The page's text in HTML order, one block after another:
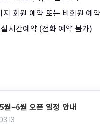
회원 예약 또는 비회원 예약
시간예약 (전화 예약 불가)
월~6월 오픈 일정 안내